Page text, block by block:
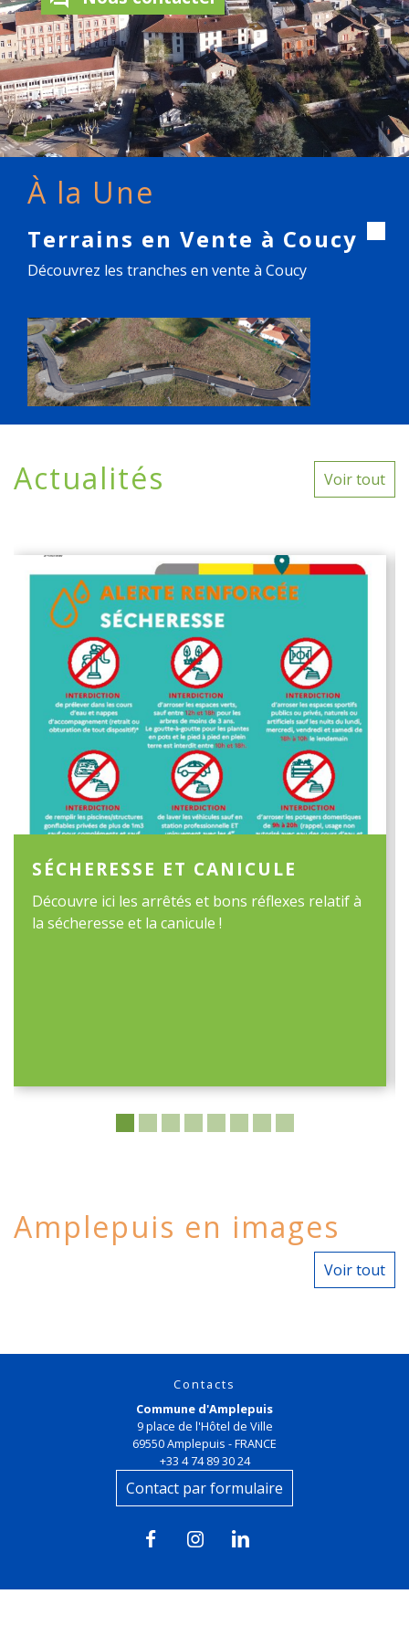
À la Une
Terrains en Vente à Coucy
Découvrez les tranches en vente à Coucy
Actualités Voir tout
SÉCHERESSE ET CANICULE
Découvre ici les arrêtés et bons réflexes relatif à
la sécheresse et la canicule !
Amplepuis en images
Voir tout
Contacts
Commune d'Amplepuis
9 place de l'Hôtel de Ville
69550 Amplepuis - FRANCE
+33 4 74 89 30 24
Contact par formulaire